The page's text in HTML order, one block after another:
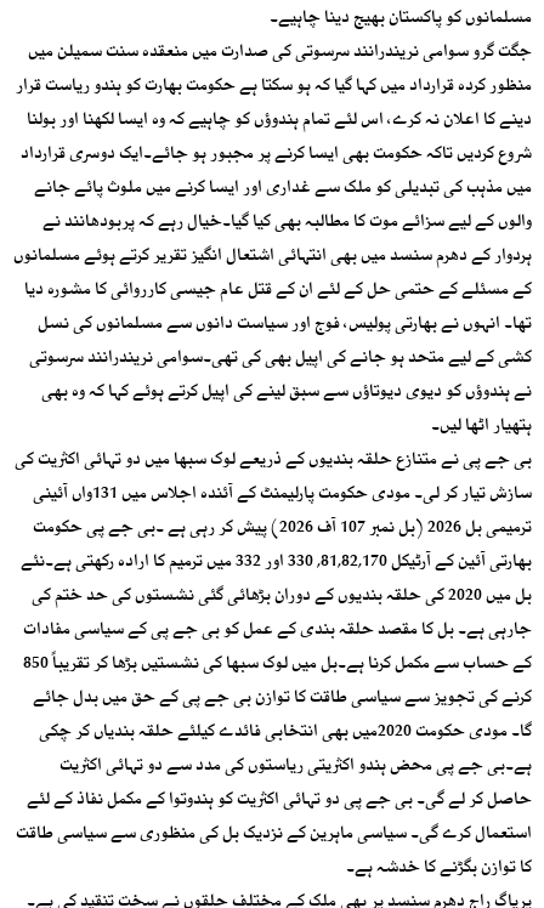
مسلمانوں کو پاکستان بھیج دینا چاہیے۔
جگت گرو سوامی نریندرانند سرسوتی کی صدارت میں منعقدہ سنت سمیلن میں
منظور کردہ قرارداد میں کہا گیا کہ ہو سکتا ہے حکومت بھارت کو ہندو ریاست قرار
دینے کا اعلان نہ کرے، اس لئے تمام ہندوؤں کو چاہیے کہ وہ ایسا لکھنا اور بولنا
شروع کردیں تاکہ حکومت بھی ایسا کرنے پر مجبور ہو جائے۔ایک دوسری قرارداد
میں مذہب کی تبدیلی کو ملک سے غداری اور ایسا کرنے میں ملوث پائے جانے
والوں کے لیے سزائے موت کا مطالبہ بھی کیا گیا۔خیال رہے کہ پربودھانند نے
ہردوار کے دھرم سنسد میں بھی انتہائی اشتعال انگیز تقریر کرتے ہوئے مسلمانوں
کے مسئلے کے حتمی حل کے لئے ان کے قتل عام جیسی کارروائی کا مشورہ دیا
تھا۔ انہوں نے بھارتی پولیس، فوج اور سیاست دانوں سے مسلمانوں کی نسل
کشی کے لیے متحد ہو جانے کی اپیل بھی کی تھی۔سوامی نریندرانند سرسوتی
نے ہندوؤں کو دیوی دیوتاؤں سے سبق لینے کی اپیل کرتے ہوئے کہا کہ وہ بھی
ہتھیار اٹھا لیں۔
بی جے پی نے متنازع حلقہ بندیوں کے ذریعے لوک سبھا میں دو تہائی اکثریت کی
سازش تیار کر لی۔ مودی حکومت پارلیمنٹ کے آئندہ اجلاس میں 131واں آئینی
ترمیمی بل 2026 (بل نمبر 107 آف 2026) پیش کر رہی ہے ۔بی جے پی حکومت
بھارتی آئین کے آرٹیکل 81,82,170, 330 اور 332 میں ترمیم کا ارادہ رکھتی ہے۔نئے
بل میں 2020 کی حلقہ بندیوں کے دوران بڑھائی گئی نشستوں کی حد ختم کی
جارہی ہے۔ بل کا مقصد حلقہ بندی کے عمل کو بی جے پی کے سیاسی مفادات
کے حساب سے مکمل کرنا ہے۔بل میں لوک سبھا کی نشستیں بڑھا کر تقریباً 850
کرنے کی تجویز سے سیاسی طاقت کا توازن بی جے پی کے حق میں بدل جائے
گا۔ مودی حکومت 2020میں بھی انتخابی فائدے کیلئے حلقہ بندیاں کر چکی
ہے۔بی جے پی محض ہندو اکثریتی ریاستوں کی مدد سے دو تہائی اکثریت
حاصل کر لے گی۔ بی جے پی دو تہائی اکثریت کو ہندوتوا کے مکمل نفاذ کے لئے
استعمال کرے گی۔ سیاسی ماہرین کے نزدیک بل کی منظوری سے سیاسی طاقت
کا توازن بگڑنے کا خدشہ ہے۔